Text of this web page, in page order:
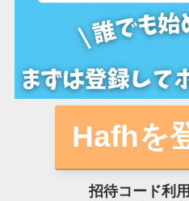
Hafhを
招待コード利